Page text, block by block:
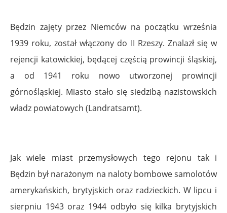
Będzin zajęty przez Niemców na początku września
1939 roku, został włączony do II Rzeszy. Znalazł się w
rejencji katowickiej, będącej częścią prowincji śląskiej,
a od 1941 roku nowo utworzonej prowincji
górnośląskiej. Miasto stało się siedzibą nazistowskich
władz powiatowych (Landratsamt).
Jak wiele miast przemysłowych tego rejonu tak i
Będzin był narażonym na naloty bombowe samolotów
amerykańskich, brytyjskich oraz radzieckich. W lipcu i
sierpniu 1943 oraz 1944 odbyło się kilka brytyjskich